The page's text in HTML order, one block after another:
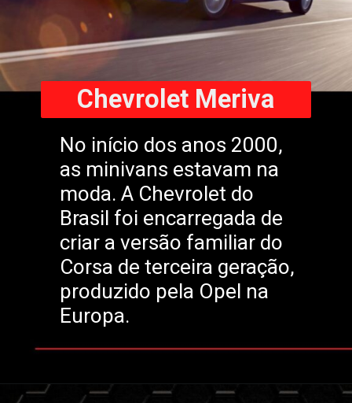
No início dos anos 2000,
as minivans estavam na
moda. A Chevrolet do
Brasil foi encarregada de
criar a versão familiar do
Corsa de terceira geração,
produzido pela Opel na
Europa.
Chevrolet Meriva